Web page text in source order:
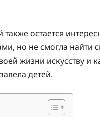
остается
но не смогла найти
жизни искусству и
детей.